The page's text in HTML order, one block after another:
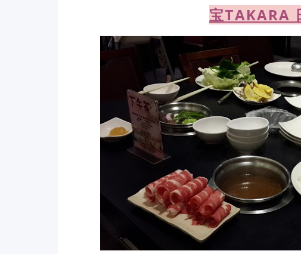
宝TAKARA